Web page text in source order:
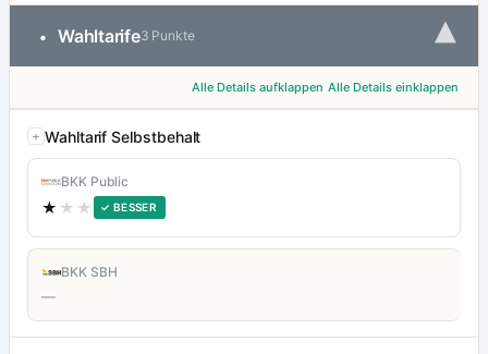
• Wahltarife3 Punkte ▾
Alle Details aufklappen Alle Details einklappen
Wahltarif Selbstbehalt
BKK Public
★ ★★ ✓ BESSER
BKK SBH
—